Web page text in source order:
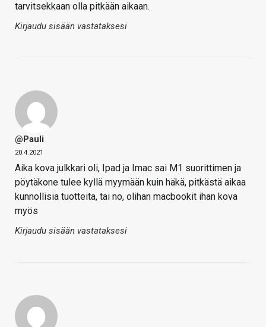
tarvitsekkaan olla pitkään aikaan.
Kirjaudu sisään vastataksesi
@Pauli
20.4.2021
Aika kova julkkari oli, Ipad ja Imac sai M1 suorittimen ja
pöytäkone tulee kyllä myymään kuin häkä, pitkästä aikaa
kunnollisia tuotteita, tai no, olihan macbookit ihan kova
myös
Kirjaudu sisään vastataksesi